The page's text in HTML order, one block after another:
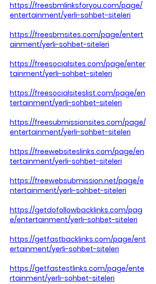
https://freesbmlinksforyou.com/page/
entertainment/yerli-sohbet-siteleri
https://freesbmsites.com/page/entert
ainment/yerli-sohbet-siteleri
https://freesocialsites.com/page/enter
tainment/yerli-sohbet-siteleri
https://freesocialsiteslist.com/page/en
tertainment/yerli-sohbet-siteleri
https://freesubmissionsites.com/page/
entertainment/yerli-sohbet-siteleri
https://freewebsiteslinks.com/page/en
tertainment/yerli-sohbet-siteleri
https://freewebsubmission.net/page/e
ntertainment/yerli-sohbet-siteleri
https://getdofollowbacklinks.com/pag
e/entertainment/yerli-sohbet-siteleri
https://getfastbacklinks.com/page/ent
ertainment/yerli-sohbet-siteleri
https://getfastestlinks.com/page/ente
rtainment/yerli-sohbet-siteleri